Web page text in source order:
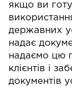
якщо ви
державних
надає
надаємо цю
клієнтів і
документів